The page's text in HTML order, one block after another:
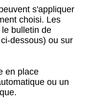
s'appliquer
choisi. Les
bulletin de
dessous) ou sur
en place
ou un